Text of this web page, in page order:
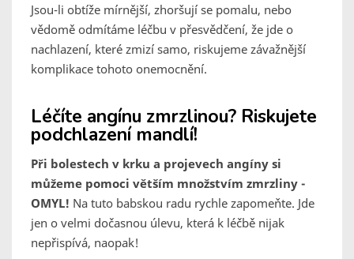
Jsou-li obtíže mírnější, zhoršují se pomalu, nebo
vědomě odmítáme léčbu v přesvědčení, že jde o
nachlazení, které zmizí samo, riskujeme závažnější
komplikace tohoto onemocnění.
Léčíte angínu zmrzlinou? Riskujete
podchlazení mandlí!
Při bolestech v krku a projevech angíny si
můžeme pomoci větším množstvím zmrzliny -
OMYL! Na tuto babskou radu rychle zapomeňte. Jde
jen o velmi dočasnou úlevu, která k léčbě nijak
nepřispívá, naopak!